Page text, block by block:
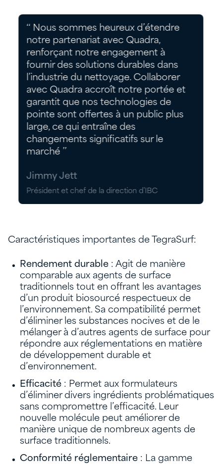
‘‘ Nous sommes heureux d’étendre
notre partenariat avec Quadra,
renforçant notre engagement à
fournir des solutions durables dans
l’industrie du nettoyage. Collaborer
avec Quadra accroît notre portée et
garantit que nos technologies de
pointe sont offertes à un public plus
large, ce qui entraîne des
changements significatifs sur le
marché ’’
Jimmy Jett
Président et chef de la direction d’IBC
Caractéristiques importantes de TegraSurf:
Rendement durable : Agit de manière
comparable aux agents de surface
traditionnels tout en offrant les avantages
d’un produit biosourcé respectueux de
l’environnement. Sa compatibilité permet
d’éliminer les substances nocives et de le
mélanger à d’autres agents de surface pour
répondre aux réglementations en matière
de développement durable et
d’environnement.
Efficacité : Permet aux formulateurs
d’éliminer divers ingrédients problématiques
sans compromettre l’efficacité. Leur
nouvelle molécule peut améliorer de
manière unique de nombreux agents de
surface traditionnels.
Conformité réglementaire : La gamme